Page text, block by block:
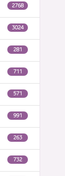
2768
3024
281
711
571
991
263
732